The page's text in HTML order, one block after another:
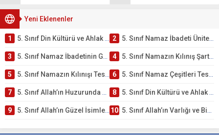
Yeni Eklenenler
1 5. Sınıf Din Kültürü ve Ahlak Bilgisi 2. Ünite: Namaz İbadeti Çalışmaları 2 5. Sınıf Namaz İbadeti Ünite Testi – Online Çöz
3 5. Sınıf Namaz İbadetinin Getirdiği Faydalar Testi 4 5. Sınıf Namazın Kılınış Şartları Testi
5 5. Sınıf Namazın Kılınışı Testi – Online Çöz 6 5. Sınıf Namaz Çeşitleri Testi – Online Çöz
7 5. Sınıf Allah’ın Huzurunda Olmak – Namaz İbadeti Testi 8 5. Sınıf Din Kültürü ve Ahlak Bilgisi 1. Ünite: Allah İnancı Çalışmaları
9 5. Sınıf Allah’ın Güzel İsimleri Testi – Online Çöz 10 5. Sınıf Allah’ın Varlığı ve Birliği Testi – Online Çöz